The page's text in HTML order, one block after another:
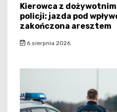
Kierowca z
policji: jazda pod
zakończona aresztem
6 sierpnia 2026